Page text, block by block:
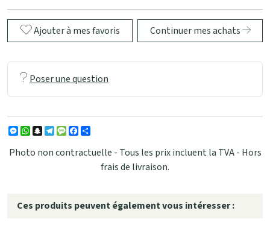
Ajouter à mes favoris Continuer mes achats
Poser une question
Messenger
WhatsApp
Snapchat
Telegram
MessageFacebook
Photo non contractuelle - Tous les prix incluent la TVA - Hors
frais de livraison.
Ces produits peuvent également vous intéresser :